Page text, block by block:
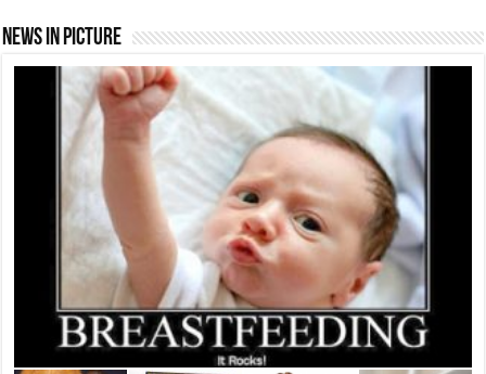
News In Picture